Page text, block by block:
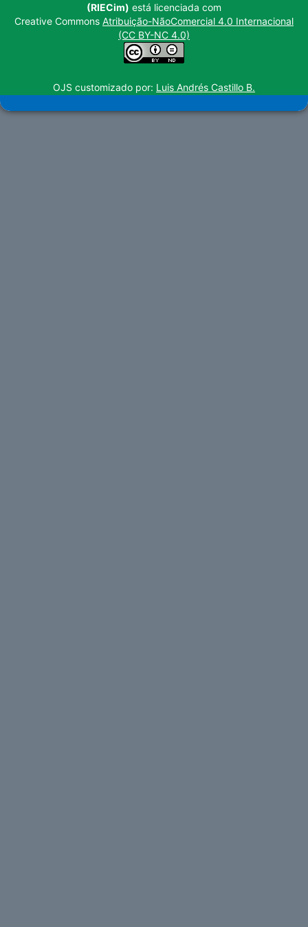
(RIECim) está licenciada com
Creative Commons Atribuição-NãoComercial 4.0 Internacional
(CC BY-NC 4.0)
OJS customizado por: Luis Andrés Castillo B.